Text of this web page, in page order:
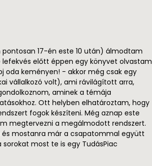
17-én este 10 után) álmodtam
előtt éppen egy könyvet olvastam
oda keményen! - akkor még csak egy
vállalkozó volt), ami rávilágított arra,
aminek a témája
Ott helyben elhatároztam, hogy
fogok készíteni. Még aznap este
megtervezni a megálmodott rendszert.
mostanra már a csapatommal együtt
most te is egy TudásPiac